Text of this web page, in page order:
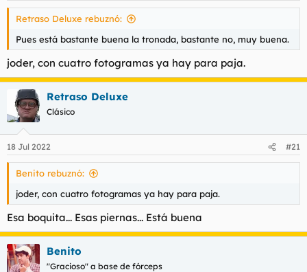
s
Retraso Deluxe rebuznó:
Pues está bastante buena la tronada, bastante no, muy buena.
joder, con cuatro fotogramas ya hay para paja.
Retraso Deluxe
Clásico
18 Jul 2022 #21
Benito rebuznó:
joder, con cuatro fotogramas ya hay para paja.
Esa boquita... Esas piernas... Está buena
Benito
"Gracioso" a base de fórceps